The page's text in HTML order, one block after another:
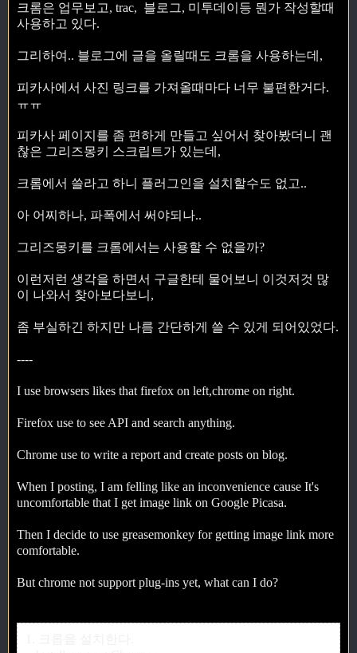
크롬은 업무보고, trac, 블로그, 미투데이등 뭔가 작성할때
사용하고 있다.
그리하여.. 블로그에 글을 올릴때도 크롬을 사용하는데,
피카사에서 사진 링크를 가져올때마다 너무 불편한거다.
ㅠㅠ
피카사 페이지를 좀 편하게 만들고 싶어서 찾아봤더니 괜
찮은 그리즈몽키 스크립트가 있는데,
크롬에서 쓸라고 하니 플러그인을 설치할수도 없고..
아 어찌하나, 파폭에서 써야되나..
그리즈몽키를 크롬에서는 사용할 수 없을까?
이런저런 생각을 하면서 구글한테 물어보니 이것저것 많
이 나와서 찾아보다보니,
좀 부실하긴 하지만 나름 간단하게 쓸 수 있게 되어있었다.
----
I use browsers likes that firefox on left,chrome on right.
Firefox use to see API and search anything.
Chrome use to write a report and create posts on blog.
When I posting, I am felling like an inconvenience cause It's
uncomfortable that I get image link on Google Picasa.
Then I decide to use greasemonkey for getting image link more
comfortable.
But chrome not support plug-ins yet, what can I do?